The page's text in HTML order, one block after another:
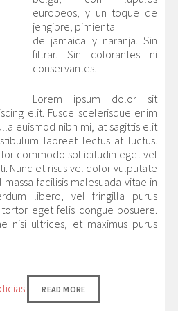
europeos, y un toque de
jengibre, pimienta
de jamaica y naranja. Sin
filtrar. Sin colorantes ni
conservantes.
Lorem ipsum dolor sit
elit. Fusce scelerisque enim
euismod nibh mi, at sagittis elit
laoreet lectus at luctus.
commodo sollicitudin eget vel
Nunc et risus vel dolor vulputate
facilisis malesuada vitae in
libero, vel fringilla purus
eget felis congue posuere.
nisi ultrices, et maximus purus
READ MORE